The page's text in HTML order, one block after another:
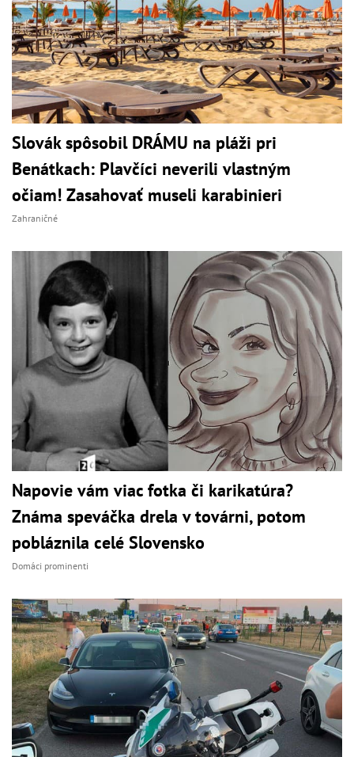
Slovák spôsobil DRÁMU na pláži pri
Benátkach: Plavčíci neverili vlastným
očiam! Zasahovať museli karabinieri
Zahraničné
Napovie vám viac fotka či karikatúra?
Známa speváčka drela v továrni, potom
pobláznila celé Slovensko
Domáci prominenti